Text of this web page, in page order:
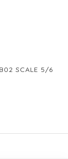
SCALE 5/6